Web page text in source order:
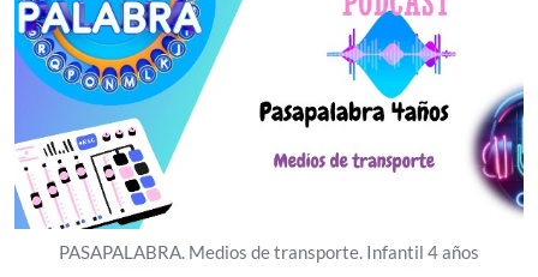
PASAPALABRA. Medios de transporte. Infantil 4 años